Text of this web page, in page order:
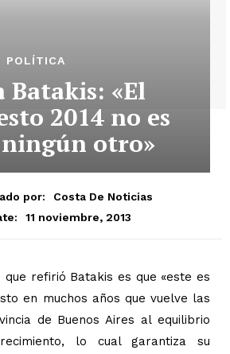
POLÍTICA
Batakis: «El
2014 no es
otro»
por:
Costa De Noticias
11 noviembre, 2013
refirió Batakis es que «este es
en muchos años que vuelve las
de Buenos Aires al equilibrio
lo cual garantiza su